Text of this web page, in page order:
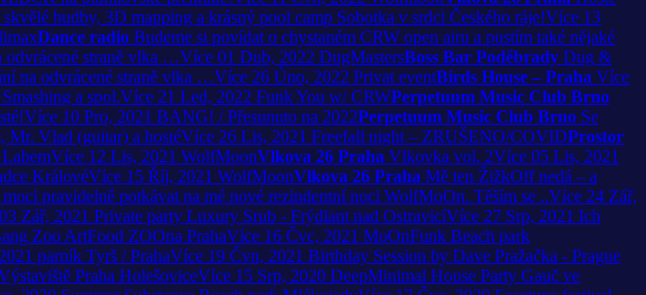
hudby, 3D mapping a krásný pool camp Sobotka v srdci Českého ráje!Více 13
Dance radio Budeme si povídat o chystaném CRW open airu a pustím také nějaké
odvrácené straně vlka …Více 01 Dub, 2022 DugMastersBoss Bar Poděbrady Dug &
na odvrácené straně vlka …Více 26 Úno, 2022 Privat eventBirds House – Praha Více
a spol.Více 21 Led, 2022 Funk You w/ CRWPerpetuum Music Club Brno
Více 10 Pro, 2021 BANG! / Přesunuto na 2022Perpetuum Music Club Brno Se
Mr. Vlad (guitar) a hostéVíce 26 Lis, 2021 Freefall night – ZRUŠENO/COVIDProstor
Více 12 Lis, 2021 WolfMoonVlkova 26 Praha Vlkovka vol. 2Více 05 Lis, 2021
KrálovéVíce 15 Říj, 2021 WolfMoonVlkova 26 Praha Mě ten ŽižkOff nedá – a
pravidelně potkávat na mé nové rezindentní noci WolfMoOn. Těším se ..Více 24 Zář,
03 Zář, 2021 Private party Luxury Srub - Frýdlant nad OstravicíVíce 27 Srp, 2021 Ich
Zoo ArtFood ZOOna PrahaVíce 16 Čvc, 2021 MoOnFunk Beach park
parník Tyrš / PrahaVíce 19 Čvn, 2021 Birthday Session by Dave Pražačka - Prague
Praha HolešoviceVíce 15 Srp, 2020 DeepMinimal House Party Gauč ve